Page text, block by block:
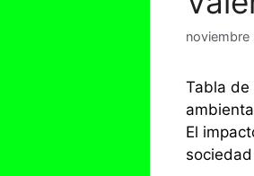
Tabla de
El